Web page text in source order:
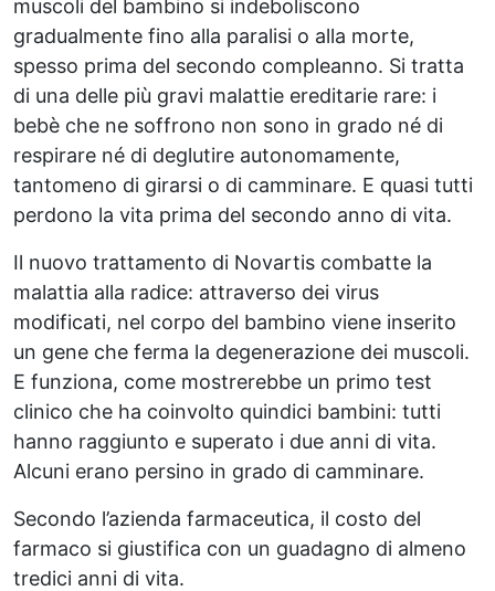
muscoli del bambino si indeboliscono
gradualmente fino alla paralisi o alla morte,
spesso prima del secondo compleanno. Si tratta
di una delle più gravi malattie ereditarie rare: i
bebè che ne soffrono non sono in grado né di
respirare né di deglutire autonomamente,
tantomeno di girarsi o di camminare. E quasi tutti
perdono la vita prima del secondo anno di vita.
Il nuovo trattamento di Novartis combatte la
malattia alla radice: attraverso dei virus
modificati, nel corpo del bambino viene inserito
un gene che ferma la degenerazione dei muscoli.
E funziona, come mostrerebbe un primo test
clinico che ha coinvolto quindici bambini: tutti
hanno raggiunto e superato i due anni di vita.
Alcuni erano persino in grado di camminare.
Secondo l’azienda farmaceutica, il costo del
farmaco si giustifica con un guadagno di almeno
tredici anni di vita.